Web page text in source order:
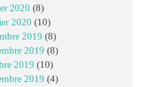
2020 (8)
2020 (10)
2019 (8)
2019 (8)
2019 (10)
2019 (4)